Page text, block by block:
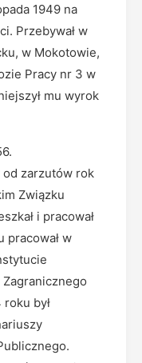
1949 na
Przebywał w
w Mokotowie,
Pracy nr 3 w
mu wyrok
zarzutów rok
Związku
i pracował
pracował w
był